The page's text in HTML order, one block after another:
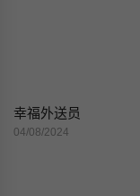
幸福外送员
04/08/2024